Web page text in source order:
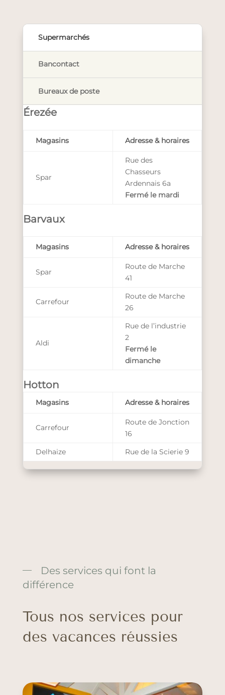
Supermarchés
Bancontact
Bureaux de poste
Érezée
Magasins Adresse & horaires
Spar
Rue des
Chasseurs
Ardennais 6a
Fermé le mardi
Barvaux
Magasins Adresse & horaires
Spar
Route de Marche
41
Carrefour
Route de Marche
26
Aldi
Rue de l’industrie
2
Fermé le
dimanche
Hotton
Magasins Adresse & horaires
Carrefour
Route de Jonction
16
Delhaize
Rue de la Scierie 9
Des services qui font la
différence
Tous nos services pour
des vacances réussies